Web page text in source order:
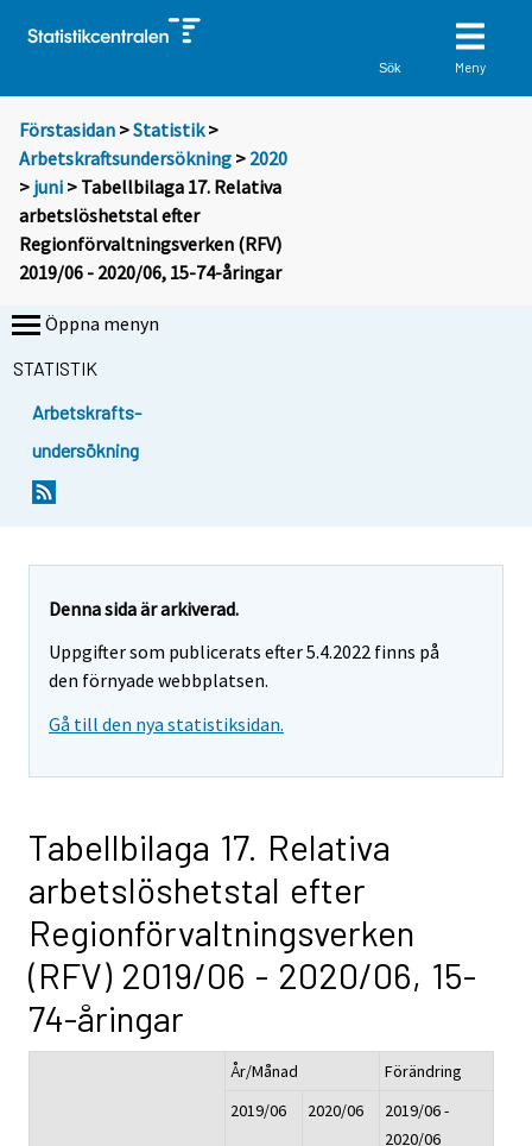
Sök Meny
Förstasidan >Statistik >
Arbetskraftsundersökning > 2020
> juni > Tabellbilaga 17. Relativa
arbetslöshetstal efter
Regionförvaltningsverken (RFV)
2019/06 - 2020/06, 15-74-åringar
Öppna menyn
STATISTIK
Arbetskrafts-
undersökning
Denna sida är arkiverad.
Uppgifter som publicerats efter 5.4.2022 finns på
den förnyade webbplatsen.
Gå till den nya statistiksidan.
Tabellbilaga 17. Relativa
arbetslöshetstal efter
Regionförvaltningsverken
(RFV) 2019/06 - 2020/06, 15-
74-åringar
År/Månad
Förändring
2019/06
2020/06
2019/06 -
2020/06